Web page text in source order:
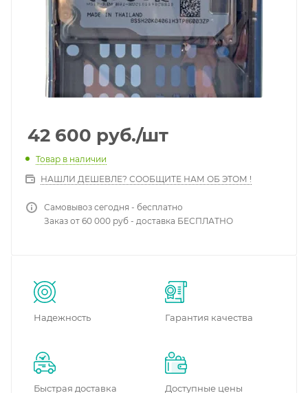
42 600 руб./шт
Товар в наличии
НАШЛИ ДЕШЕВЛЕ? СООБЩИТЕ НАМ ОБ ЭТОМ !
Самовывоз сегодня - бесплатно
Заказ от 60 000 руб - доставка БЕСПЛАТНО
Надежность Гарантия качества
Быстрая доставка Доступные цены